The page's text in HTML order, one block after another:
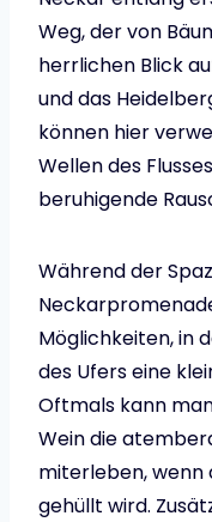
Weg, der von
herrlichen Blick
und das
können hier
Wellen des
beruhigende
Während der
Möglichkeiten, in
des Ufers eine
Oftmals kann
Wein die
miterleben, wenn
gehüllt wird.